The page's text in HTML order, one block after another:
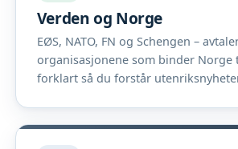
Verden og Norge
EØS, NATO, FN og Schengen –
organisasjonene som binder Norge
forklart så du forstår